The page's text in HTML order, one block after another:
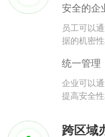
安全的企
员工可以
据的机密性
统一管理
企业可以
提高安全性
跨区域